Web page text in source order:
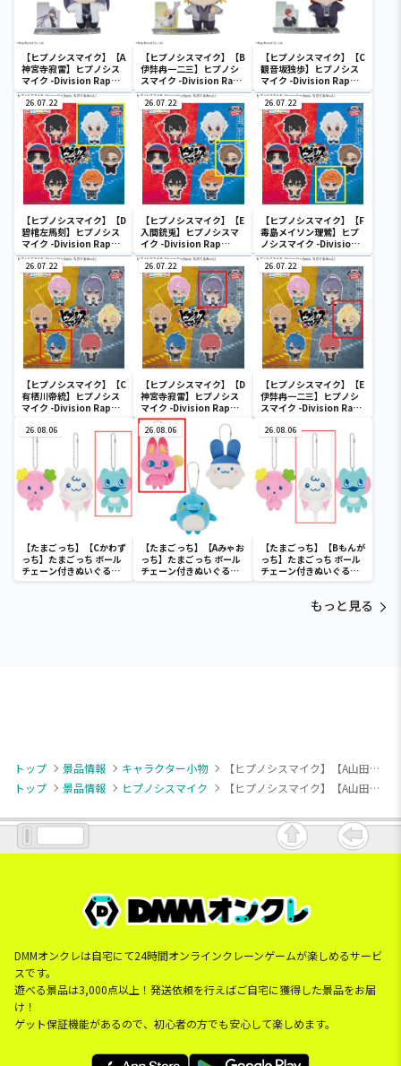
【ヒプノシスマイク】【A
神宮寺寂雷】ヒプノシス
マイク -Division Rap
Battle- アクぬい For
Amusement“麻天
狼”（EX）
【ヒプノシスマイク】【B
伊弉冉一二三】ヒプノシ
スマイク -Division Rap
Battle- アクぬい For
Amusement“麻天
狼”（EX）
【ヒプノシスマイク】【C
観音坂独歩】ヒプノシス
マイク -Division Rap
Battle- アクぬい For
Amusement“麻天
狼”（EX）
26.07.22
【ヒプノシスマイク】【D
碧棺左馬刻】ヒプノシス
マイク -Division Rap
Battle- ちびぐるみvol.1
26.07.22
【ヒプノシスマイク】【E
入間銃兎】ヒプノシスマ
イク -Division Rap
Battle- ちびぐるみvol.1
26.07.22
【ヒプノシスマイク】【F
毒島メイソン理鶯】ヒプ
ノシスマイク -Division
Rap Battle- ちびぐるみ
vol.1
26.07.22
【ヒプノシスマイク】【C
有栖川帝統】ヒプノシス
マイク -Division Rap
26.07.22
【ヒプノシスマイク】【D
神宮寺寂雷】ヒプノシス
マイク -Division Rap
Battle- ちびぐるみvol.2
26.07.22
【ヒプノシスマイク】【E
伊弉冉一二三】ヒプノシ
スマイク -Division Rap
26.08.06
【たまごっち】【Cかわず
っち】たまごっち ボール
チェーン付きぬいぐるみ
～Tamagotchi
26.08.06
【たまごっち】【Aみゃお
っち】たまごっち ボール
チェーン付きぬいぐるみ
～Tamagotchi
26.08.06
【たまごっち】【Bもんが
っち】たまごっち ボール
チェーン付きぬいぐるみ
～Tamagotchi
もっと見る
トップ 景品情報 キャラクター小物
【ヒプノシスマイク】【A山田一郎】ヒプノシスマイク -Division Rap Battle- ちびぐるみポーズ！スタンド付きアクリルフォトスティックvol.1
トップ
景品情報 ヒプノシスマイク 【ヒプノシスマイク】【A山田一郎】ヒプノシスマイク -Division Rap Battle- ちびぐるみポーズ！スタンド付きアクリルフォトスティックvol.1
DMMオンクレは自宅にて24時間オンラインクレーンゲームが楽しめるサービ
スです。
遊べる景品は3,000点以上！発送依頼を行えばご自宅に獲得した景品をお届
け！
ゲット保証機能があるので、初心者の方でも安心して楽しめます。